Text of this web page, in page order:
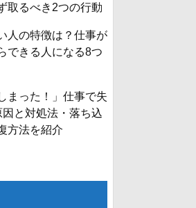
取るべき2つの行動
人の特徴は？仕事が
できる人になる8つ
まった！」仕事で失
と対処法・落ち込
方法を紹介